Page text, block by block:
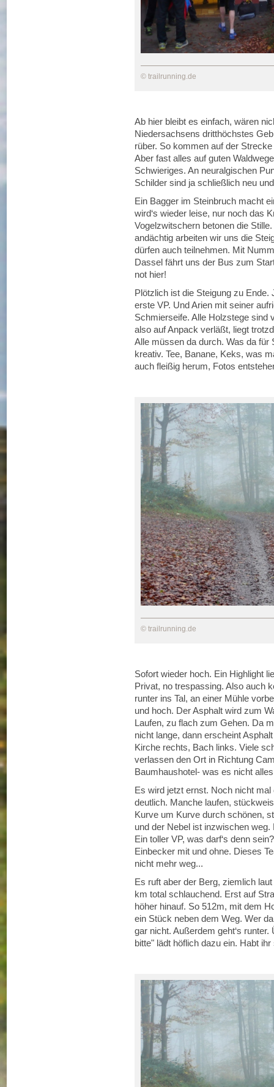
© trailrunning.de
Ab hier bleibt es einfach, wären
Niedersachsens dritthöchstes
rüber. So kommen auf der
Aber fast alles auf guten
Schwieriges. An neuralgischen
Schilder sind ja schließlich neu
Ein Bagger im Steinbruch macht
wird‘s wieder leise, nur noch das
Vogelzwitschern betonen die
andächtig arbeiten wir uns die
dürfen auch teilnehmen. Mit
Dassel fährt uns der Bus zum
not hier!
Plötzlich ist die Steigung zu
erste VP. Und Arien mit seiner
Schmierseife. Alle Holzstege sind
also auf Anpack verläßt, liegt
Alle müssen da durch. Was da
kreativ. Tee, Banane, Keks, was
auch fleißig herum, Fotos
© trailrunning.de
Sofort wieder hoch. Ein Highlight
Privat, no trespassing. Also auch
runter ins Tal, an einer Mühle
und hoch. Der Asphalt wird zum
Laufen, zu flach zum Gehen. Da
nicht lange, dann erscheint
Kirche rechts, Bach links. Viele
verlassen den Ort in Richtung
Baumhaushotel- was es nicht
Es wird jetzt ernst. Noch nicht
deutlich. Manche laufen,
Kurve um Kurve durch schönen,
und der Nebel ist inzwischen
Ein toller VP, was darf‘s denn
Einbecker mit und ohne. Dieses
nicht mehr weg...
Es ruft aber der Berg, ziemlich
km total schlauchend. Erst auf
höher hinauf. So 512m, mit dem
ein Stück neben dem Weg. Wer
gar nicht. Außerdem geht‘s
bitte" lädt höflich dazu ein. Habt